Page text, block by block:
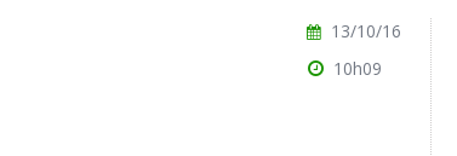
13/10/16
10h09